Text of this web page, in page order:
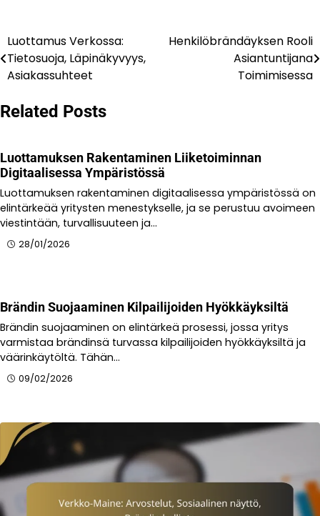
Post
navigation
Luottamus Verkossa:
Tietosuoja, Läpinäkyvyys,
Asiakassuhteet
Henkilöbrändäyksen Rooli
Asiantuntijana
Toimimisessa
Related Posts
Luottamuksen Rakentaminen Liiketoiminnan
Digitaalisessa Ympäristössä
Luottamuksen rakentaminen digitaalisessa ympäristössä on
elintärkeää yritysten menestykselle, ja se perustuu avoimeen
viestintään, turvallisuuteen ja…
28/01/2026
Brändin Suojaaminen Kilpailijoiden Hyökkäyksiltä
Brändin suojaaminen on elintärkeä prosessi, jossa yritys
varmistaa brändinsä turvassa kilpailijoiden hyökkäyksiltä ja
väärinkäytöltä. Tähän…
09/02/2026